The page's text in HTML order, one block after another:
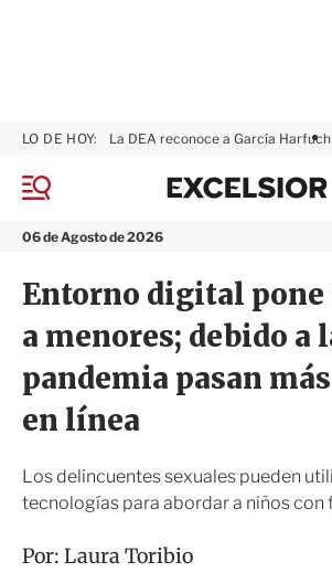
M
n
06 de Agosto de 2026
LO DE HOY: La DEA reconoce a García Harfuch
x
r
Entorno digital pone
a menores; debido a
pandemia pasan
en línea
Los delincuentes sexuales pueden
tecnologías para abordar a niños con
Por: Laura Toribio